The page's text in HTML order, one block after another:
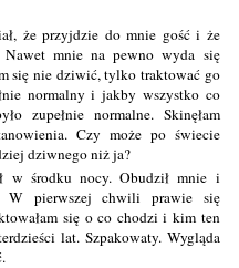
że przyjdzie do mnie gość i że
Nawet mnie na pewno wyda się
się nie dziwić, tylko traktować go
normalny i jakby wszystko co
zupełnie normalne. Skinęłam
Czy może po świecie
dziwnego niż ja?
w środku nocy. Obudził mnie i
W pierwszej chwili prawie się
się o co chodzi i kim ten
lat. Szpakowaty. Wygląda